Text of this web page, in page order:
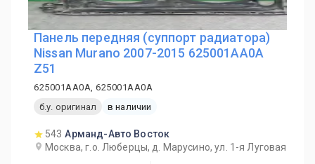
Панель передняя (суппорт радиатора)
Nissan Murano 2007-2015 625001AA0A
Z51
625001AA0A, 625001AA0A
б.у. оригинал
в наличии
543 Арманд-Авто Восток
Москва, г.о. Люберцы, д. Марусино, ул. 1-я Луговая